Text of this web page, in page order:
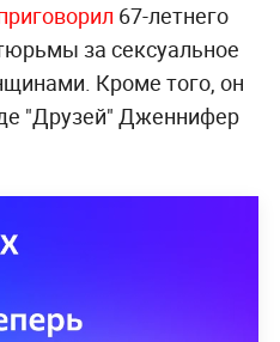
67-летнего
за сексуальное
Кроме того, он
"Друзей" Дженнифер